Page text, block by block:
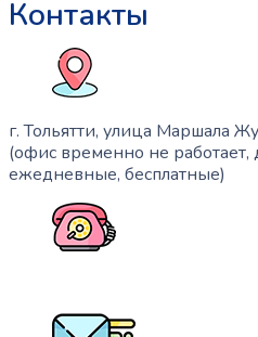
Контакты
г. Тольятти, улица Маршала
(офис временно не работает,
ежедневные, бесплатные)